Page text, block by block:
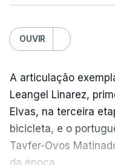
OUVIR
A articulação
Leangel Linarez,
Elvas, na terceira
bicicleta, e o
Tavfer-Ovos
da época.